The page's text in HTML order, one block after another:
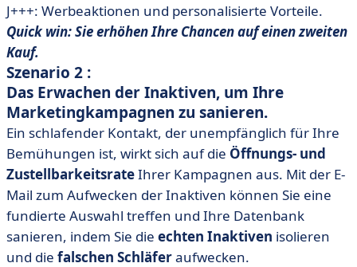
J+++: Werbeaktionen und personalisierte Vorteile.
Quick win: Sie erhöhen Ihre Chancen auf einen zweiten
Kauf.
Szenario 2 :
Das Erwachen der Inaktiven, um Ihre
Marketingkampagnen zu sanieren.
Ein schlafender Kontakt, der unempfänglich für Ihre
Bemühungen ist, wirkt sich auf die Öffnungs- und
ZustellbarkeitsrateIhrer Kampagnen aus. Mit der E-
Mail zum Aufwecken der Inaktiven können Sie eine
fundierte Auswahl treffen und Ihre Datenbank
sanieren, indem Sie die echten Inaktiven isolieren
und die falschen Schläferaufwecken.